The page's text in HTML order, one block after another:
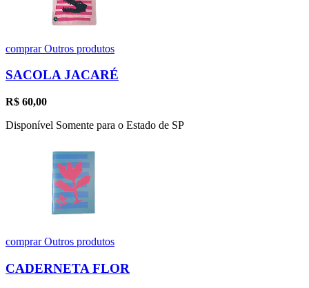
comprarOutros produtos
SACOLA JACARÉ
R$ 60,00
Disponível Somente para o Estado de SP
comprarOutros produtos
CADERNETA FLOR